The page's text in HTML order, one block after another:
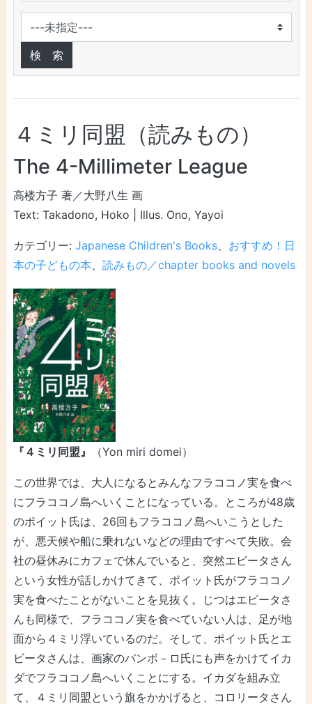
４ミリ同盟（読みもの）
The 4-Millimeter League
高楼方子 著／大野八生 画
Text: Takadono, Hoko | Illus. Ono, Yayoi
カテゴリー: Japanese Children's Books、 おすすめ！日
本の子どもの本、 読みもの／chapter books and novels
『４ミリ同盟』 （Yon miri domei）
この世界では、大人になるとみんなフラココノ実を食べ
にフラココノ島へいくことになっている。ところが48歳
のポイット氏は、26回もフラココノ島へいこうとした
が、悪天候や船に乗れないなどの理由ですべて失敗。会
社の昼休みにカフェで休んでいると、突然エビータさん
という女性が話しかけてきて、ポイット氏がフラココノ
実を食べたことがないことを見抜く。じつはエビータさ
んも同様で、フラココノ実を食べていない人は、足が地
面から４ミリ浮いているのだ。そして、ポイット氏とエ
ビータさんは、画家のバンボ－ロ氏にも声をかけてイカ
ダでフラココノ島へいくことにする。イカダを組み立
て、４ミリ同盟という旗をかかげると、コロリータさん